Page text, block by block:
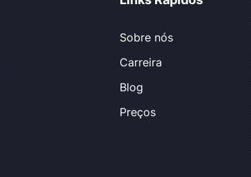
Sobre nós
Carreira
Blog
Preços